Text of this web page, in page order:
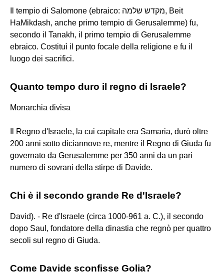
Il tempio di Salomone (ebraico: מקדש שלמה, Beit
HaMikdash, anche primo tempio di Gerusalemme) fu,
secondo il Tanakh, il primo tempio di Gerusalemme
ebraico. Costituì il punto focale della religione e fu il
luogo dei sacrifici.
Quanto tempo duro il regno di Israele?
Monarchia divisa
Il Regno d'Israele, la cui capitale era Samaria, durò oltre
200 anni sotto diciannove re, mentre il Regno di Giuda fu
governato da Gerusalemme per 350 anni da un pari
numero di sovrani della stirpe di Davide.
Chi è il secondo grande Re d'Israele?
David). - Re d'Israele (circa 1000-961 a. C.), il secondo
dopo Saul, fondatore della dinastia che regnò per quattro
secoli sul regno di Giuda.
Come Davide sconfisse Golia?